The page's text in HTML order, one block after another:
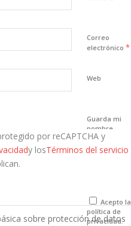
Correo
electrónico *
Web
Guarda mi
nombre,
correo
electrónico y
que comente.
por reCAPTCHA y
y losTérminos del servicio
Acepto la
política de
privacidad.
sobre protección de datos